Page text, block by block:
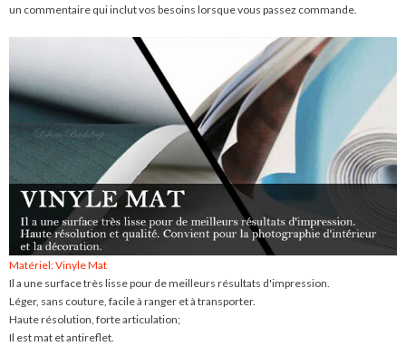
un commentaire qui inclut vos besoins lorsque vous passez commande.
Matériel: Vinyle Mat
Il a une surface très lisse pour de meilleurs résultats d'impression.
Léger, sans couture, facile à ranger et à transporter.
Haute résolution, forte articulation;
Il est mat et antireflet.